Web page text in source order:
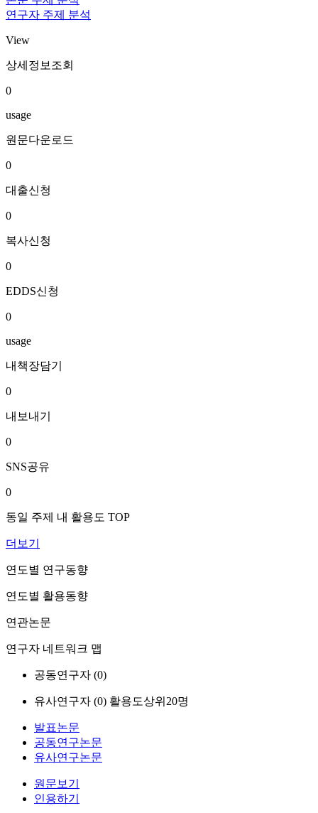
연구자 주제 분석
View
상세정보조회
0
usage
원문다운로드
0
대출신청
0
복사신청
0
EDDS신청
0
usage
내책장담기
0
내보내기
0
SNS공유
0
동일 주제 내 활용도 TOP
더보기
연도별 연구동향
연도별 활용동향
연관논문
연구자 네트워크 맵
공동연구자 (0)
유사연구자 (0) 활용도상위20명
발표논문
공동연구논문
유사연구논문
원문보기
인용하기